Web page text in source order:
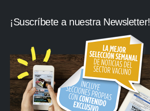
¡Suscríbete a nuestra Newsletter!